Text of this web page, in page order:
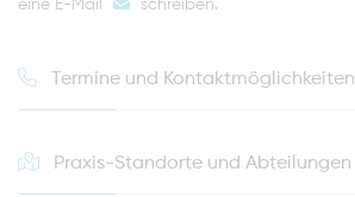
eine E-Mail
schreiben.
Termine und Kontaktmöglichkeiten
Praxis-Standorte und Abteilungen